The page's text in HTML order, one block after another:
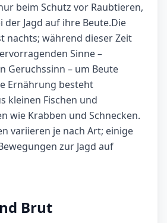
beim Schutz vor Raubtieren,
der Jagd auf ihre Beute.Die
nachts; während dieser Zeit
Sinne –
Geruchssinn – um Beute
Ernährung besteht
kleinen Fischen und
wie Krabben und Schnecken.
variieren je nach Art; einige
zur Jagd auf
Brut